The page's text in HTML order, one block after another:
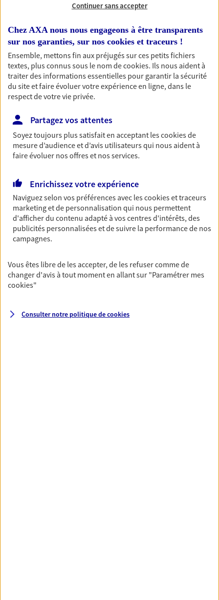
Nos offres phares
Épargne
Réalisez vos projets grâce à votre épargne : achat
immobilier, études des enfants ou voyage autour
du monde… Épargnez à votre rythme et
simplement, selon votre profil.
Préparez sereinement ce nouveau chapitre de
votre vie avec les conseils d'un expert. Découvrez
notre solution PER (Plan Epargne Retraite)
spécialement conçue pour la retraite.
Couvrez vos dépenses de santé ainsi que celles de
votre famille avec la complémentaire santé qui
vous ressemble.
Prévoyance
Continuer sans accepter
Chez AXA nous nous engageons à être transparents
sur nos garanties, sur nos cookies et traceurs !
Ensemble, mettons fin aux préjugés sur ces petits fichiers
textes, plus connus sous le nom decookies. Ils nous aident à
traiter des informations essentielles pour garantir la sécurité
du site et faire évoluer votre expérience en ligne, dans le
respect de votre vie privée.
Partagez vos attentes
Soyez toujours plus satisfait en acceptant lescookiesde
mesure d’audience et d’avis utilisateurs qui nous aident à
faire évoluer nos offres et nos services.
Enrichissez votre expérience
Naviguez selon vos préférences avec lescookies et traceurs
marketing et de personnalisation qui nous permettent
d'afficher du contenu adapté à vos centres d'intérêts, des
publicités personnalisées et de suivre la performance de nos
campagnes.
Vous êtes libre de les accepter, de les refuser comme de
changer d'avis à tout moment en allant sur "Paramétrer mes
cookies"
Consulter notre politique decookies